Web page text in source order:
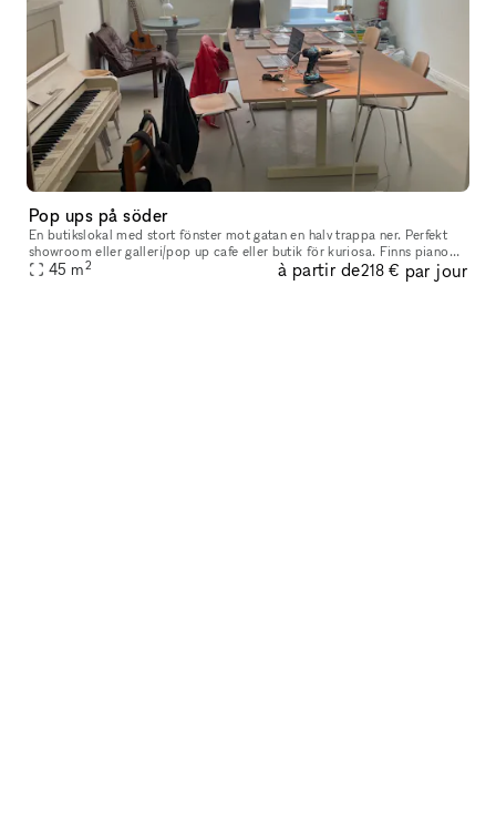
Pop ups på söder
En butikslokal med stort fönster mot gatan en halv trappa ner. Perfekt
showroom eller galleri/pop up cafe eller butik för kuriosa. Finns piano
för mindre akustiska konserter och bjudningar.
45 m2 à partir de218 € par jour